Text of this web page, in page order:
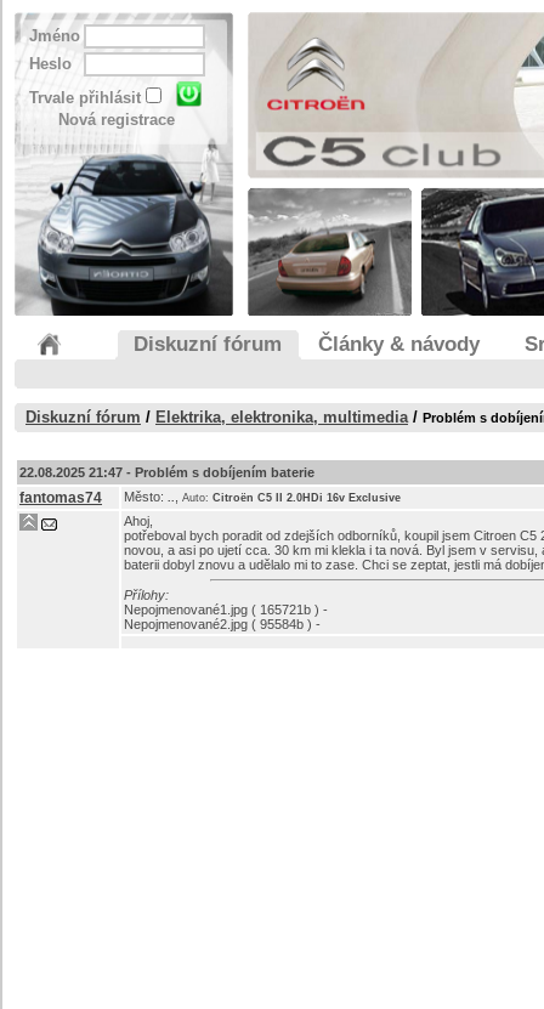
Jméno
Heslo
Trvale přihlásit
Nová registrace
Diskuzní fórum Články & návody
Diskuzní fórum / Elektrika, elektronika, multimedia/ Problém s
22.08.2025 21:47 - Problém s dobíjením baterie
fantomas74 Město: .. Auto: Citroën C5 II 2.0HDi 16v Exclusive
Ahoj,
potřeboval bych poradit od zdejších odborníků, koupil jsem Citroen
novou, a asi po ujetí cca. 30 km mi klekla i ta nová. Byl jsem v
baterii dobyl znovu a udělalo mi to zase. Chci se zeptat, jestli má
Přílohy:
Nepojmenované1.jpg ( 165721b ) -
Nepojmenované2.jpg ( 95584b ) -